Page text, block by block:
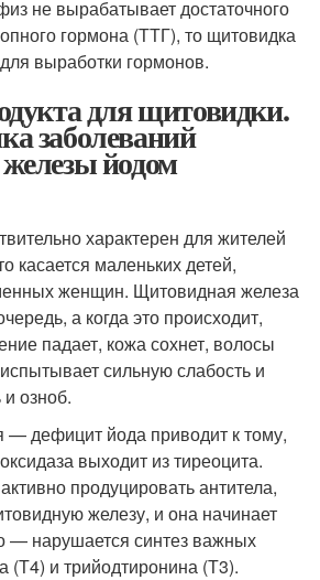
не вырабатывает достаточного
гормона (ТТГ), то щитовидка
выработки гормонов.
для щитовидки.
заболеваний
йодом
характерен для жителей
касается маленьких детей,
женщин. Щитовидная железа
а когда это происходит,
падает, кожа сохнет, волосы
сильную слабость и
озноб.
дефицит йода приводит к тому,
выходит из тиреоцита.
продуцировать антитела,
железу, и она начинает
— нарушается синтез важных
(Т4) и трийодтиронина (Т3).